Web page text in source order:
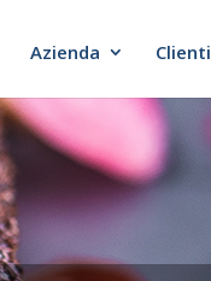
Azienda Clienti